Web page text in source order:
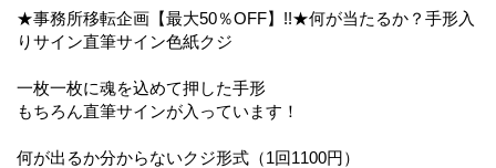
★事務所移転企画【最大50％OFF】!!★何が当たるか？手形入
りサイン直筆サイン色紙クジ
一枚一枚に魂を込めて押した手形
もちろん直筆サインが入っています！
何が出るか分からないクジ形式（1回1100円）